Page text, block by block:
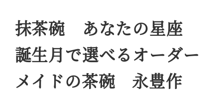
抹茶碗 あなたの星座
誕生月で選べるオーダー
メイドの茶碗 永豊作